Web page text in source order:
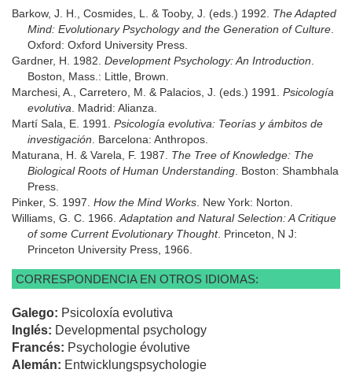
Barkow, J. H., Cosmides, L. & Tooby, J. (eds.) 1992. The Adapted
Mind: Evolutionary Psychology and the Generation of Culture
Oxford: Oxford University Press.
Gardner, H. 1982. Development Psychology: An Introduction
Boston, Mass.: Little, Brown.
Marchesi, A., Carretero, M. & Palacios, J. (eds.) 1991. Psicología
evolutiva . Madrid: Alianza.
Martí Sala, E. 1991. Psicología evolutiva: Teorías y ámbitos de
investigación . Barcelona: Anthropos.
Maturana, H. & Varela, F. 1987. The Tree of Knowledge: The
Biological Roots of Human Understanding . Boston: Shambhala
Press.
Pinker, S. 1997. How the Mind Works . New York: Norton.
Williams, G. C. 1966. Adaptation and Natural Selection: A Critique
of some Current Evolutionary Thought. Princeton, N J:
Princeton University Press, 1966.
CORRESPONDENCIA EN OTROS IDIOMAS:
Galego: Psicoloxía evolutiva
Inglés: Developmental psychology
Francés: Psychologie évolutive
Alemán: Entwicklungspsychologie